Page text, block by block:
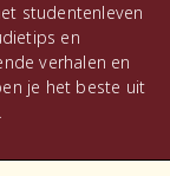
studentenleven
en
verhalen en
je het beste uit